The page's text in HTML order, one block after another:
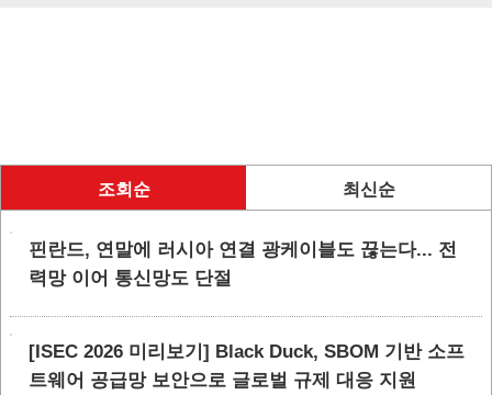
조회순 최신순
핀란드, 연말에 러시아 연결 광케이블도 끊는다... 전
력망 이어 통신망도 단절
[ISEC 2026 미리보기] Black Duck, SBOM 기반 소프
트웨어 공급망 보안으로 글로벌 규제 대응 지원